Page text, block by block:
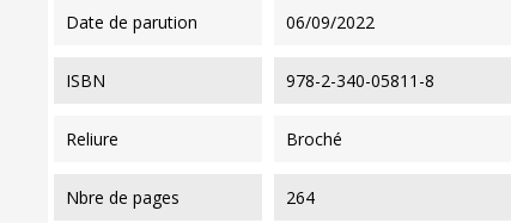
date de parution 06/09/2022
ISBN 978-2-340-05811-8
reliure Broché
nbre de pages 264